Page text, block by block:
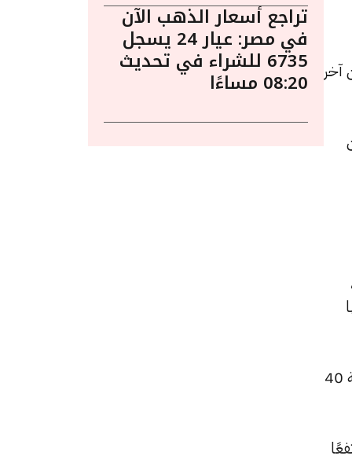
قيمتها 10 جنيهات عن آخر
عن
جنيهًا
كما ارتفع سعر الجنيه الذهب ليصل إلى 56000 جنيهًا للبيع و55600 جنيهًا للشراء، بعد زيادة بقيمة 40
مرتفعًا
تراجع أسعار الذهب الآن
في مصر: عيار 24 يسجل
6735 للشراء في تحديث
08:20 مساءًا